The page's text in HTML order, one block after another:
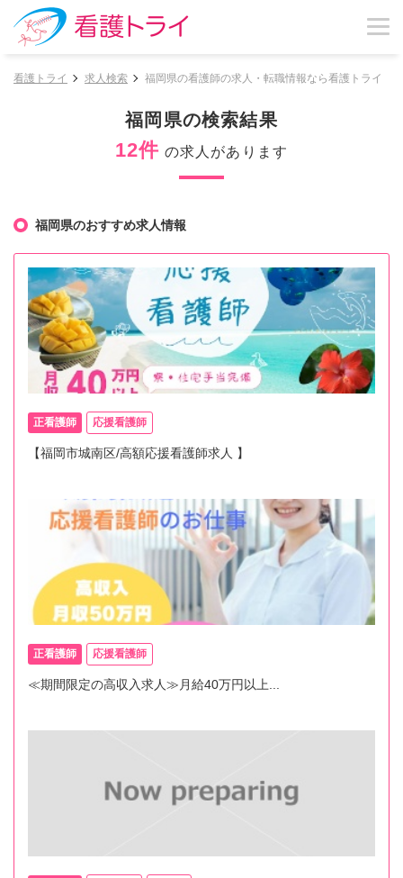
看護トライ 求人検索 福岡県の看護師の求人・転職情報なら看護トライ
福岡県の検索結果
12件 の求人があります
福岡県のおすすめ求人情報
正看護師 応援看護師
【福岡市城南区/高額応援看護師求人 】
正看護師 応援看護師
≪期間限定の高収入求人≫月給40万円以上...